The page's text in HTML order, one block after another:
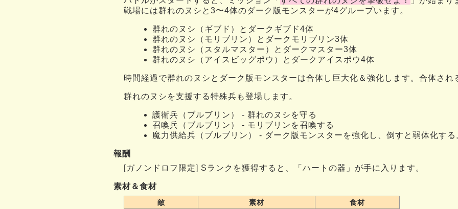
戦場には群れのヌシと3〜4体のダーク版モンスターが4グループいます。
群れのヌシ（ギブド）とダークギブド4体
群れのヌシ（モリブリン）とダークモリブリン3体
群れのヌシ（スタルマスター）とダークマスター3体
群れのヌシ（アイスビッグポウ）とダークアイスポウ4体
時間経過で群れのヌシとダーク版モンスターは合体し巨大化＆強化します。合体され
群れのヌシを支援する特殊兵も登場します。
護衛兵（ブルブリン） - 群れのヌシを守る
召喚兵（ブルブリン） - モリブリンを召喚する
魔力供給兵（ブルブリン） - ダーク版モンスターを強化し、倒すと弱体化する
報酬
[ガノンドロフ限定] Sランクを獲得すると、「ハートの器」が手に入ります。
素材＆食材
敵 素材 食材